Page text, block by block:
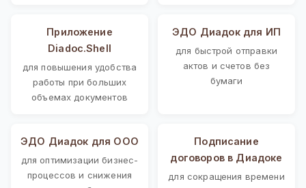
Приложение
Diadoc.Shell
для повышения удобства
работы при больших
объемах документов
ЭДО Диадок для ИП
для быстрой отправки
актов и счетов без
бумаги
ЭДО Диадок для ООО
для оптимизации бизнес-
процессов и снижения
Подписание
договоров в Диадоке
для сокращения времени